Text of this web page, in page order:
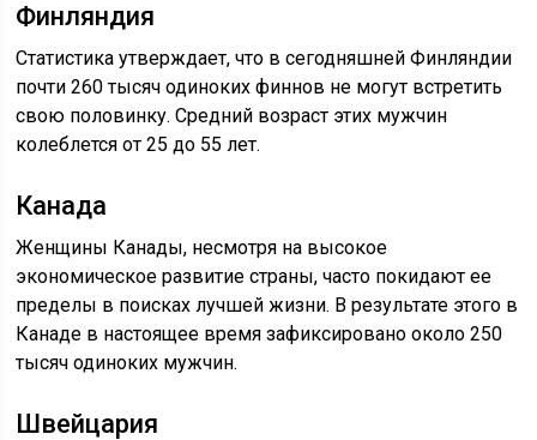
Финляндия
Статистика утверждает, что в сегодняшней Финляндии
почти 260 тысяч одиноких финнов не могут встретить
свою половинку. Средний возраст этих мужчин
колеблется от 25 до 55 лет.
Канада
Женщины Канады, несмотря на высокое
экономическое развитие страны, часто покидают ее
пределы в поисках лучшей жизни. В результате этого в
Канаде в настоящее время зафиксировано около 250
тысяч одиноких мужчин.
Швейцария